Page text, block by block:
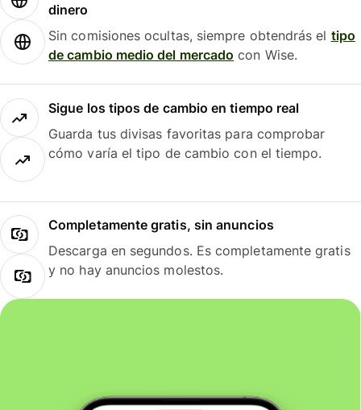
dinero
Sin comisiones ocultas, siempre obtendrás el tipo
de cambio medio del mercado con Wise.
Sigue los tipos de cambio en tiempo real
Guarda tus divisas favoritas para comprobar
cómo varía el tipo de cambio con el tiempo.
Completamente gratis, sin anuncios
Descarga en segundos. Es completamente gratis
y no hay anuncios molestos.